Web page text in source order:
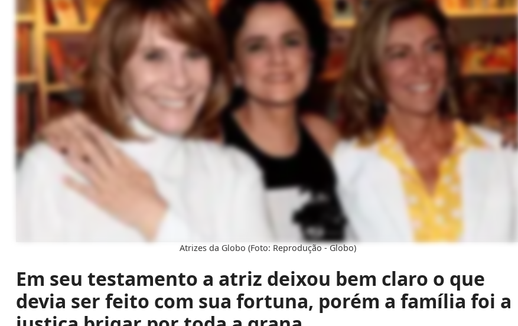
Atrizes da Globo (Foto: Reprodução - Globo)
Em seu testamento a atriz deixou bem claro o que
devia ser feito com sua fortuna, porém a família foi a